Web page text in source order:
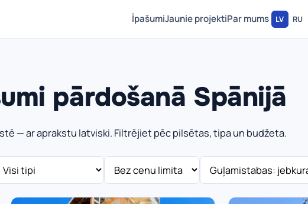
ĪpašumiJaunie projektiPar mums LV RU
pārdošanā Spānijā
— ar aprakstu latviski. Filtrējiet pēc pilsētas, tipa un budžeta.